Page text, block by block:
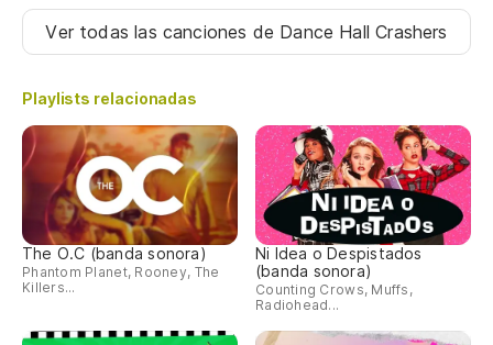
Ver todas las canciones de Dance Hall Crashers
Playlists relacionadas
The O.C (banda sonora)
Phantom Planet, Rooney, The
Killers...
Ni Idea o Despistados
(banda sonora)
Counting Crows, Muffs,
Radiohead...